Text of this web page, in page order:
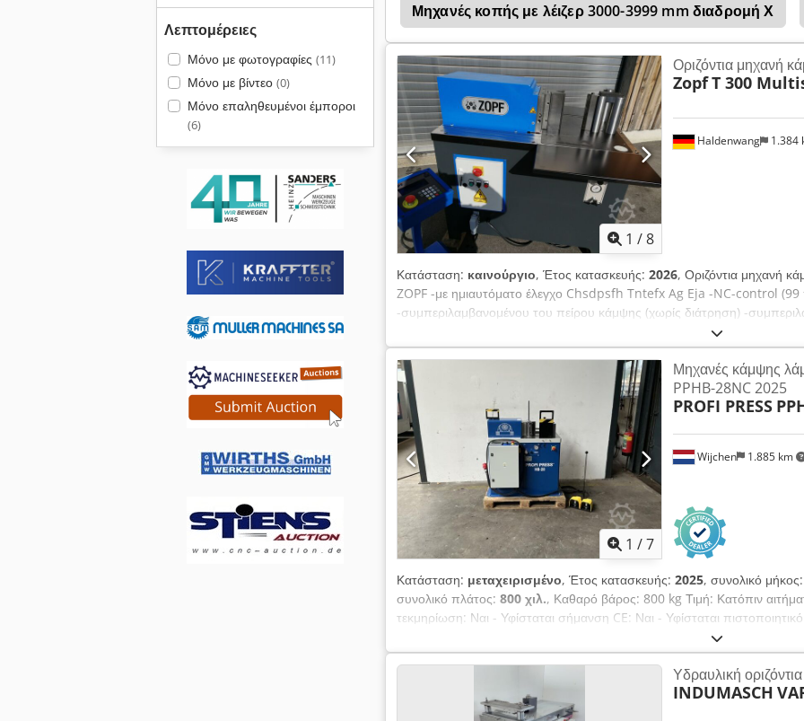
Λεπτομέρειες
Μόνο με φωτογραφίες (11)
Μόνο με βίντεο (0)
Μόνο επαληθευμένοι έμποροι
(6)
Μηχανές κοπής με λέιζερ 3000-3999 mm διαδρομή Χ
Υδραυλικές Μηχανές Αναδίπλωση
1 /8
Haldenwang 1.384
Οριζόντια μηχανή
ZopfT 300
Κατάσταση: καινούργιο, Έτος κατασκευής: 2026, Οριζόντια μηχανή
ZOPF -με ημιαυτόματο έλεγχο Chsdpsfh Tntefx Ag Eja -NC-control
-συμπεριλαμβανομένου του πείρου κάμψης (χωρίς διάτρηση) -
και πεντάλ ποδιού - Δύναμη πίεσης 30 έως. - Ρύθμιση της διαδρομής
Ρυθμιζόμενη ταχύτητα εργασίας Χρονική διαδρομή εργασίας max.
Ρυθμιζόμενη υδραυλική πίεση - Ύψος εργαλείου max. 250 mm -
ύψος εργασίας 900 mm - κλειστό τραπέζι - Ανταλλάξιμη πλάκα
RAL7015 - ικανότητα κάμψης: Επίπεδο υλικό 200x20 mm Στρογγυλός
1 /7
Wijchen 1.885 km
Μηχανές κάμψης
PPHB-28NC 2025
PROFI PRESS
Κατάσταση: μεταχειρισμένο, Έτος κατασκευής: 2025, συνολικό μήκος:
συνολικό πλάτος: 800 χιλ., Καθαρό βάρος: 800 kg Τιμή: Κατόπιν
τεκμηρίωση: Ναι - Υφίσταται σήμανση CE: Ναι - Υφίσταται
HB10011N2025006 - Ώρες λειτουργίας: 0 - Χειρισμός: Teach-in - Ισχύς
μεταφοράς: 1300mm x 800mm x 1400mm (μ x π x υ) - Βάρος
[τμχ.]: 1 Οικονομικές πληροφορίες ΦΠΑ: Η αναγραφόμενη τιμή είναι
φορολογία: Ο ΦΠΑ είναι εκπεστέος για επιχειρήσεις Παράδοση και
οτιδήποτε αφορά τον βιομηχανικό τομέα Chedpsxixruofx Ag Esa Lukas
Υδραυλική
INDUMASCH